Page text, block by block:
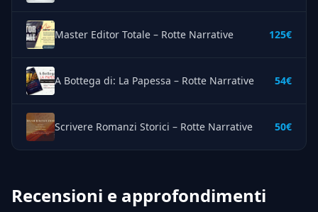
Master Editor Totale – Rotte Narrative 125€
A Bottega di: La Papessa – Rotte Narrative 54€
Scrivere Romanzi Storici – Rotte Narrative 50€
Recensioni e approfondimenti